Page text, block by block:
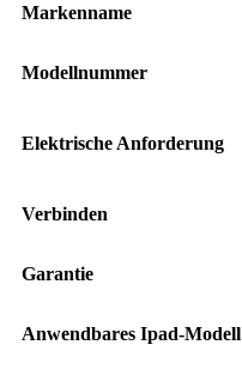
Markenname
Modellnummer
Elektrische Anforderung
Verbinden
Garantie
Anwendbares Ipad-Modell